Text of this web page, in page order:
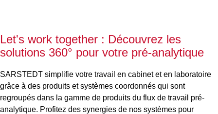
Let's work together : Découvrez les
solutions 360° pour votre pré-analytique
SARSTEDT simplifie votre travail en cabinet et en laboratoire
grâce à des produits et systèmes coordonnés qui sont
regroupés dans la gamme de produits du flux de travail pré-
analytique. Profitez des synergies de nos systèmes pour